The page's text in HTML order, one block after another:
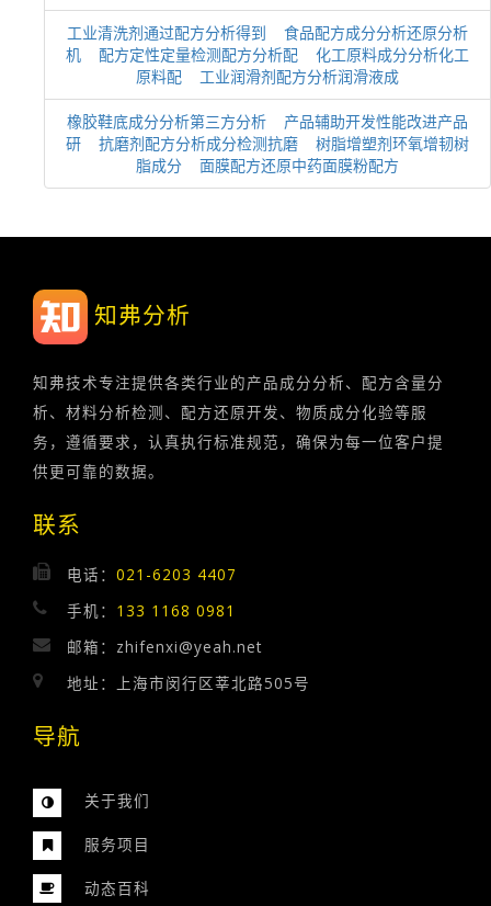
工业清洗剂通过配方分析得到
食品配方成分分析还原分析
机
配方定性定量检测配方分析配
化工原料成分分析化工
原料配
工业润滑剂配方分析润滑液成
橡胶鞋底成分分析第三方分析
产品辅助开发性能改进产品
研
抗磨剂配方分析成分检测抗磨
树脂增塑剂环氧增韧树
脂成分
面膜配方还原中药面膜粉配方
知弗分析
知弗技术专注提供各类行业的产品成分分析、配方含量分
析、材料分析检测、配方还原开发、物质成分化验等服
务，遵循要求，认真执行标准规范，确保为每一位客户提
供更可靠的数据。
联系
电话：021-6203 4407
手机： 133 1168 0981
邮箱：zhifenxi@yeah.net
地址：上海市闵行区莘北路505号
导航
关于我们
服务项目
动态百科